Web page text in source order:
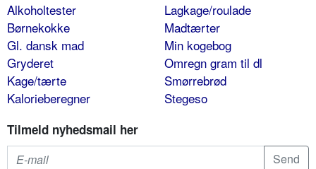
Alkoholtester
Børnekokke
Gl. dansk mad
Gryderet
Kage/tærte
Kalorieberegner
Lagkage/roulade
Madtærter
Min kogebog
Omregn gram til dl
Smørrebrød
Stegeso
Tilmeld nyhedsmail her